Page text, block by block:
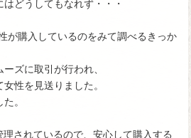
どうしてもなれず・・・
が購入しているのをみて調べるきっか
ズに取引が行われ、
性を見送りました。
。
されているので、安心して購入する